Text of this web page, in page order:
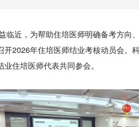
临近，为帮助住培医师明确备考方向
2026年住培医师结业考核动员会。
住培医师代表共同参会。